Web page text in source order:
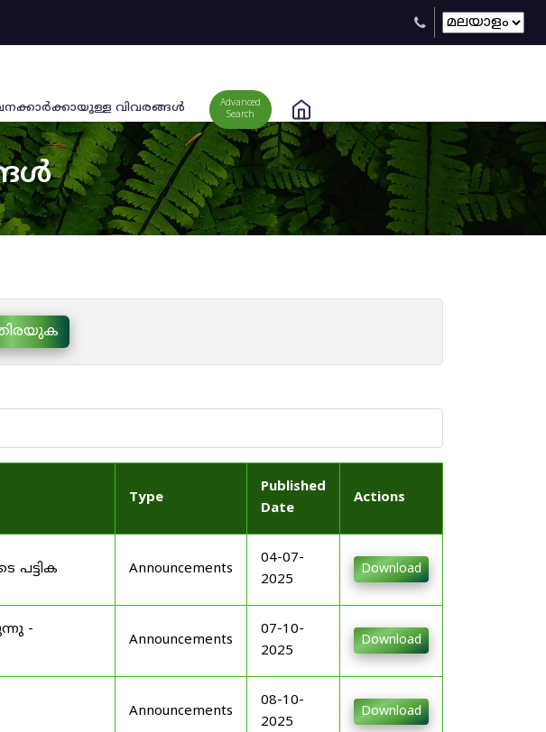
വിവരങ്ങള്‍
Advanced
Search
Type
Published
Date
Actions
പട്ടിക Announcements
04-07-
2025
Download
-
Announcements
07-10-
2025
Download
Announcements
08-10-
2025
Download